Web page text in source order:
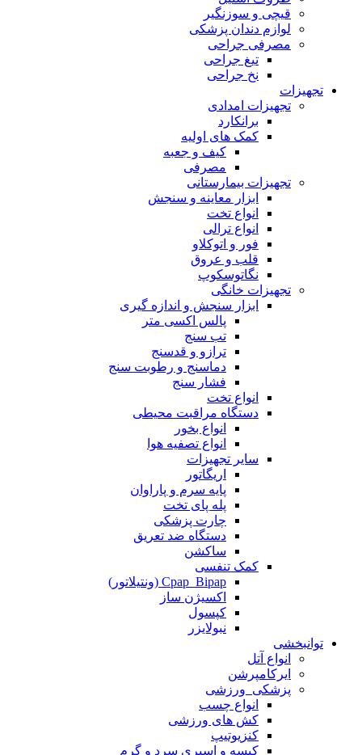
قیچی و سوزنگیر
لوازم دندان پزشکی
مصرفی جراحی
تیغ جراحی
نخ جراحی
تجهیزات
تجهیزات امدادی
برانکارد
کمک های اولیه
کیف و جعبه
مصرفی
تجهیزات بیمارستانی
ابزار معاینه و سنجش
انواع تخت
انواع ترالی
فور و اتوکلاو
قلب و عروق
نگاتوسکوپ
تجهیزات خانگی
ابزار سنجش و اندازه گیری
پالس اکسی متر
تب سنج
ترازو و قدسنج
دماسنج و رطوبت سنج
فشار سنج
انواع تخت
دستگاه مراقبت محیطی
انواع بخور
انواع تصفیه هوا
سایر تجهیزات
اریگاتور
پایه سرم و پاراوان
پله پای تخت
چارت پزشکی
دستگاه ضد تعریق
ساکشن
کمک تنفسی
Cpap_Bipap (ونتیلاتور)
اکسیژن ساز
کپسول
نبولایزر
توانبخشی
انواع آتل
ایرکامپرشن
پزشکی_ورزشی
انواع چسب
کش های ورزشی
کنزیوتیپ
کیسه و اسپری سرد و گرم